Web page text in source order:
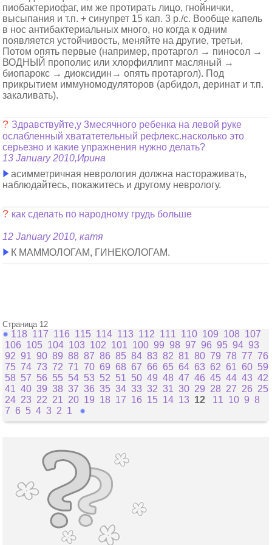
пиобактериофаг, им же протирать лицо, гнойнички,
высыпания и т.п. + синупрет 15 кап. 3 р./с. Вообще капель
в нос антибактериальных много, но когда к одним
появляется устойчивость, меняйте на другие, третьи,
Потом опять первые (например, протаргол → пиносол →
ВОДНЫЙ прополис или хлорфиллипт масляный →
биопарокс → диоксидин→ опять протаргол). Под
прикрытием иммуномодуляторов (арбидол, деринат и т.п.
закаливать).
? Здравствуйте,у 3месячного ребенка на левой руке
ослабленный хвататетельный рефлекс.насколько это
серьезно и какие упражнения нужно делать?
13 January 2010,Ирина
асимметричная неврология должна настораживать,
наблюдайтесь, покажитесь и другому неврологу.
? как сделать по народному грудь больше
12 January 2010, катя
К МАММОЛОГАМ, ГИНЕКОЛОГАМ.
Страница 12
118 117 116 115 114 113 112 111 110 109 108 107
106 105 104 103 102 101 100 99 98 97 96 95 94 93
92 91 90 89 88 87 86 85 84 83 82 81 80 79 78 77 76
75 74 73 72 71 70 69 68 67 66 65 64 63 62 61 60 59
58 57 56 55 54 53 52 51 50 49 48 47 46 45 44 43 42
41 40 39 38 37 36 35 34 33 32 31 30 29 28 27 26 25
24 23 22 21 20 19 18 17 16 15 14 13 12 11 10 9 8
7 6 5 4 3 2 1